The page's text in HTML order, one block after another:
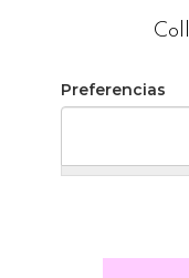
Preferencias